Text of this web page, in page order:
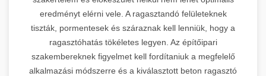
eredményt elérni vele. A ragasztandó felületeknek
tiszták, pormentesek és száraznak kell lenniük, hogy a
ragasztóhatás tökéletes legyen. Az építőipari
szakembereknek figyelmet kell fordítaniuk a megfelelő
alkalmazási módszerre és a kiválasztott beton ragasztó